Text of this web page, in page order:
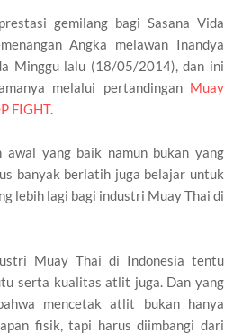
gemilang bagi Sasana Vida
Angka melawan Inandya
Minggu lalu (18/05/2014), dan ini
melalui pertandingan Muay
FIGHT.
awal yang baik namun bukan yang
banyak berlatih juga belajar untuk
lebih lagi bagi industri Muay Thai di
Muay Thai di Indonesia tentu
serta kualitas atlit juga. Dan yang
mencetak atlit bukan hanya
fisik, tapi harus diimbangi dari